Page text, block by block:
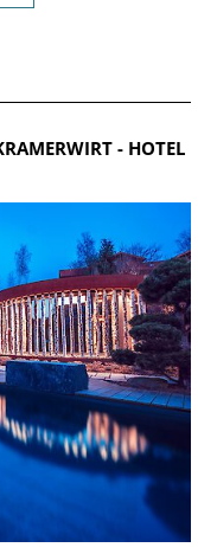
- HOTEL